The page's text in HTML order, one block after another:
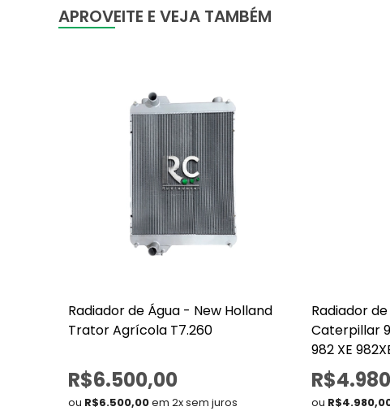
APROVEITE E VEJA TAMBÉM
Radiador de Água - New Holland
Trator Agrícola T7.260
R$6.500,00
ou R$6.500,00em 2x sem juros
Radiador
Caterpillar
982 XE
5657522
ou